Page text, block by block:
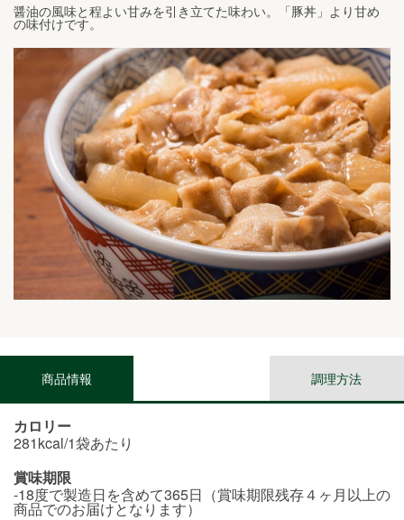
醤油の風味と程よい甘みを引き立てた味わい。「豚丼」より甘め
の味付けです。
商品情報 調理方法
カロリー
281kcal/1袋あたり
賞味期限
-18度で製造日を含めて365日（賞味期限残存４ヶ月以上の
商品でのお届けとなります）